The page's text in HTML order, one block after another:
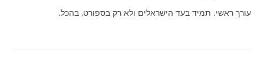
עורך ראשי. תמיד בעד הישראלים ולא רק בספורט, בהכל.